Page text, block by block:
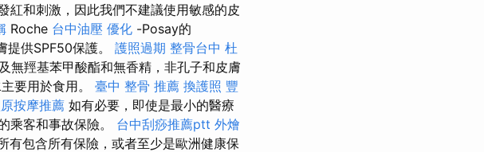
紅和刺激，因此我們不建議使用敏感的皮
Roche 台中油壓 優化 -Posay的
供SPF50保護。 護照過期 整骨台中 杜
無羥基苯甲酸酯和無香精，非孔子和皮膚
要用於食用。 臺中 整骨 推薦 換護照 豐
按摩推薦 如有必要，即使是最小的醫療
乘客和事故保險。 台中刮痧推薦ptt 外燴
有包含所有保險，或者至少是歐洲健康保